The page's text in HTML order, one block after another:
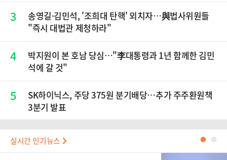
3
송영길·김민석, '조희대 탄핵' 외치자…與법사위원들
"즉시 대법관 제청하라"
4
박지원이 본 호남 당심…"李대통령과 1년 함께한 김민
석에 갈 것"
5
SK하이닉스, 주당 375원 분기배당…추가 주주환원책
3분기 발표
실시간 인기뉴스 ●